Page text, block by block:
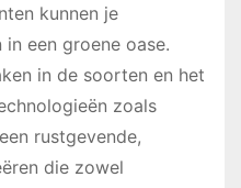
kunnen je
een groene oase.
in de soorten en het
zoals
rustgevende,
die zowel